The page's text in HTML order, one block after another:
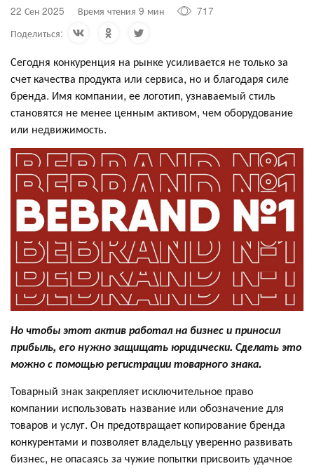
22 Сен 2025 Время чтения 9 мин
717
Поделиться:
Сегодня конкуренция на рынке усиливается не только за
счет качества продукта или сервиса, но и благодаря силе
бренда. Имя компании, ее логотип, узнаваемый стиль
становятся не менее ценным активом, чем оборудование
или недвижимость.
Но чтобы этот актив работал на бизнес и приносил
прибыль, его нужно защищать юридически. Сделать это
можно с помощью регистрации товарного знака.
Товарный знак закрепляет исключительное право
компании использовать название или обозначение для
товаров и услуг. Он предотвращает копирование бренда
конкурентами и позволяет владельцу уверенно развивать
бизнес, не опасаясь за чужие попытки присвоить удачное